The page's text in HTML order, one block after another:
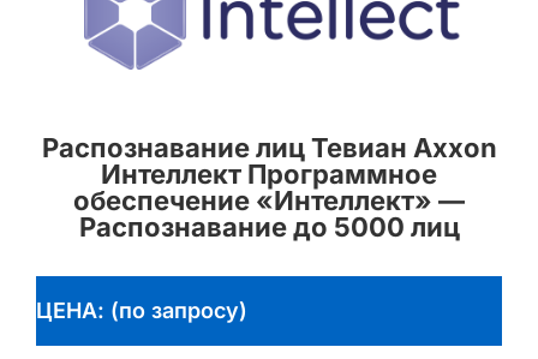
Распознавание лиц Тевиан Axxon
Интеллект Программное
обеспечение «Интеллект» —
Распознавание до 5000 лиц
ЦЕНА: (по запросу)